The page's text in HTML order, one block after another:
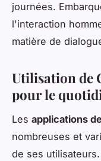
journées.
l'interaction
matière de
Utilisation de
pour le
Les applications
nombreuses et
de ses